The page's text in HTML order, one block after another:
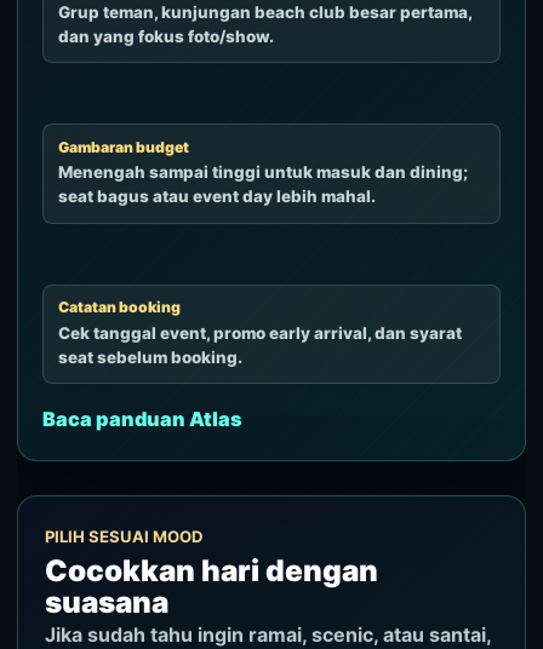
Grup teman, kunjungan beach club besar pertama,
dan yang fokus foto/show.
Gambaran budget
Menengah sampai tinggi untuk masuk dan dining;
seat bagus atau event day lebih mahal.
Catatan booking
Cek tanggal event, promo early arrival, dan syarat
seat sebelum booking.
Baca panduan Atlas
PILIH SESUAI MOOD
Cocokkan hari dengan
suasana
Jika sudah tahu ingin ramai, scenic, atau santai,